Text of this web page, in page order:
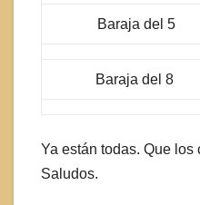
Baraja del 5
Baraja del 8
Ya están todas. Que
Saludos.